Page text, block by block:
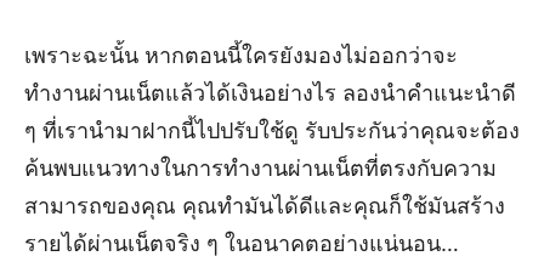
เพราะฉะนั้น หากตอนนี้ใครยังมองไม่ออกว่าจะ
ทำงานผ่านเน็ตแล้วได้เงินอย่างไร ลองนำคำแนะนำดี
ๆ ที่เรานำมาฝากนี้ไปปรับใช้ดู รับประกันว่าคุณจะต้อง
ค้นพบแนวทางในการทำงานผ่านเน็ตที่ตรงกับความ
สามารถของคุณ คุณทำมันได้ดีและคุณก็ใช้มันสร้าง
รายได้ผ่านเน็ตจริง ๆ ในอนาคตอย่างแน่นอน…